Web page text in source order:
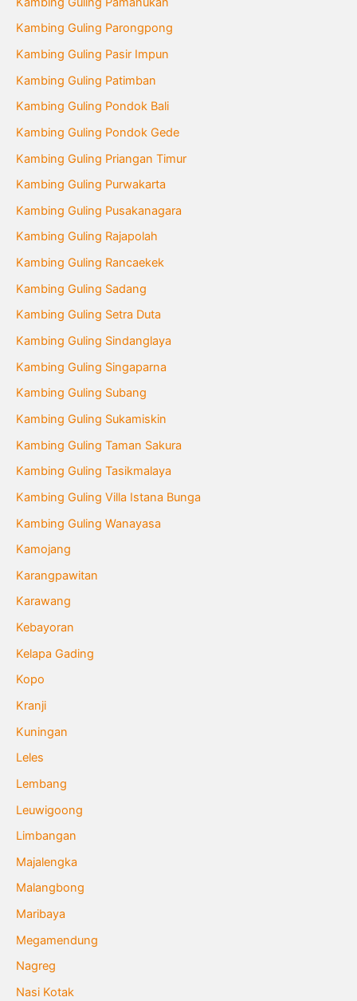
Kambing Guling Parongpong
Kambing Guling Pasir Impun
Kambing Guling Patimban
Kambing Guling Pondok Bali
Kambing Guling Pondok Gede
Kambing Guling Priangan Timur
Kambing Guling Purwakarta
Kambing Guling Pusakanagara
Kambing Guling Rajapolah
Kambing Guling Rancaekek
Kambing Guling Sadang
Kambing Guling Setra Duta
Kambing Guling Sindanglaya
Kambing Guling Singaparna
Kambing Guling Subang
Kambing Guling Sukamiskin
Kambing Guling Taman Sakura
Kambing Guling Tasikmalaya
Kambing Guling Villa Istana Bunga
Kambing Guling Wanayasa
Kamojang
Karangpawitan
Karawang
Kebayoran
Kelapa Gading
Kopo
Kranji
Kuningan
Leles
Lembang
Leuwigoong
Limbangan
Majalengka
Malangbong
Maribaya
Megamendung
Nagreg
Nasi Kotak